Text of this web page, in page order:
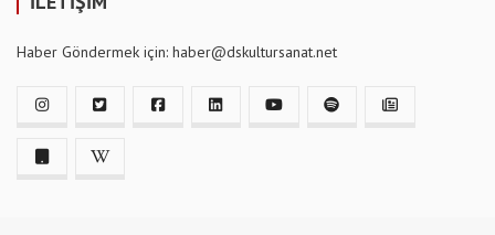
Haber Göndermek için: haber@dskultursanat.net